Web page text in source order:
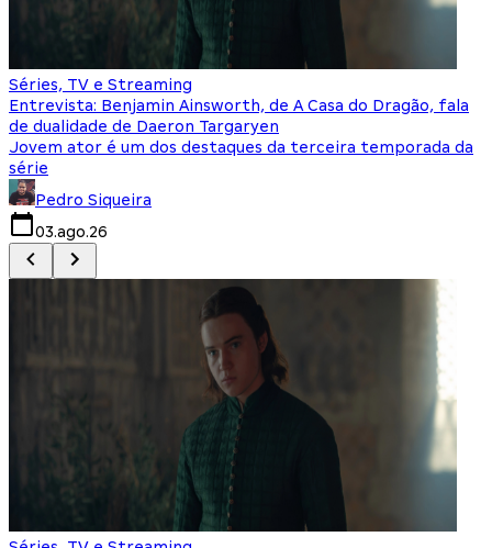
Séries, TV e Streaming
Entrevista: Benjamin Ainsworth, de A Casa do Dragão, fala
de dualidade de Daeron Targaryen
Jovem ator é um dos destaques da terceira temporada da
série
Pedro Siqueira
03.ago.26